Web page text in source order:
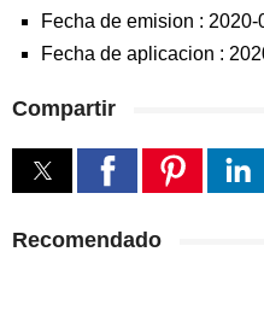
Fecha de emision : 2020-
Fecha de aplicacion :
Compartir
Recomendado